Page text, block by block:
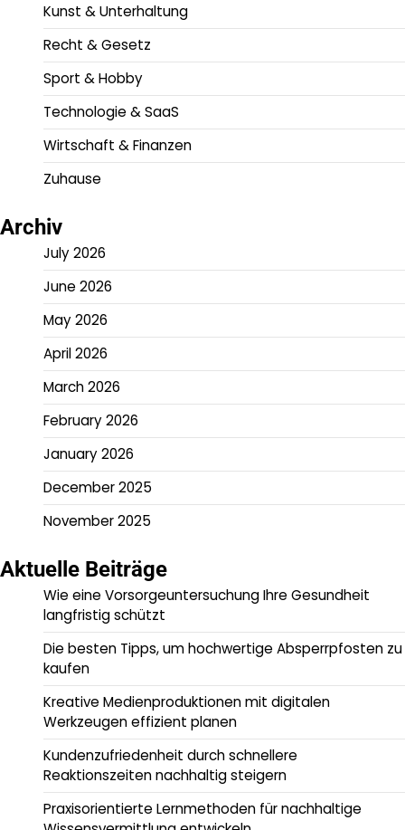
Kunst & Unterhaltung
Recht & Gesetz
Sport & Hobby
Technologie & SaaS
Wirtschaft & Finanzen
Zuhause
Archiv
July 2026
June 2026
May 2026
April 2026
March 2026
February 2026
January 2026
December 2025
November 2025
Aktuelle Beiträge
Wie eine Vorsorgeuntersuchung Ihre Gesundheit
langfristig schützt
Die besten Tipps, um hochwertige Absperrpfosten zu
kaufen
Kreative Medienproduktionen mit digitalen
Werkzeugen effizient planen
Kundenzufriedenheit durch schnellere
Reaktionszeiten nachhaltig steigern
Praxisorientierte Lernmethoden für nachhaltige